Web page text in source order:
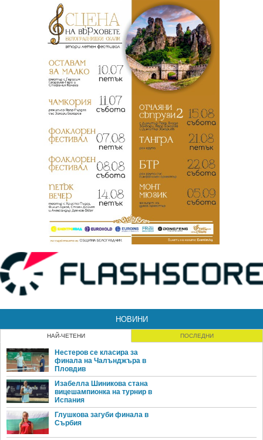
НОВИНИ
НАЙ-ЧЕТЕНИ ПОСЛЕДНИ
Нестеров се класира за
финала на Чалънджъра в
Пловдив
Изабелла Шиникова стана
вицешампионка на турнир в
Испания
Глушкова загуби финала в
Сърбия